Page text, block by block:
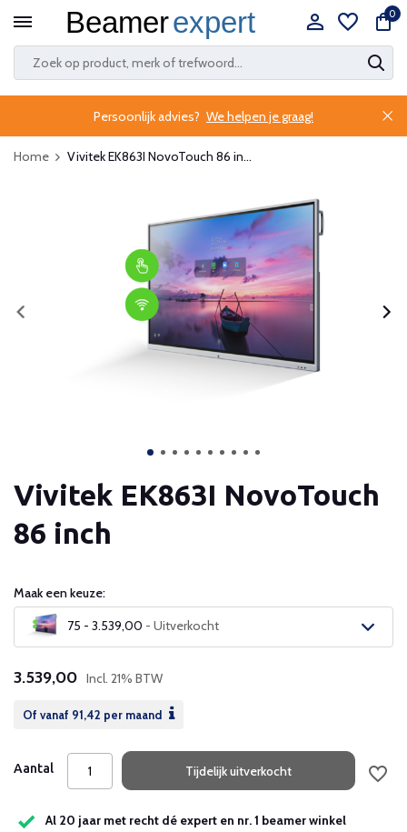
0
Persoonlijk advies? We helpen je graag!
Home Vivitek EK863I NovoTouch 86 in...
Vivitek EK863I NovoTouch
86 inch
Maak een keuze:
75 - 3.539,00 - Uitverkocht
Uitverkocht
3.539,00 Incl. 21% BTW
Of vanaf 91,42 per maand
Aantal Tijdelijk uitverkocht
Al 20 jaar met recht dé expert en nr. 1 beamer winkel